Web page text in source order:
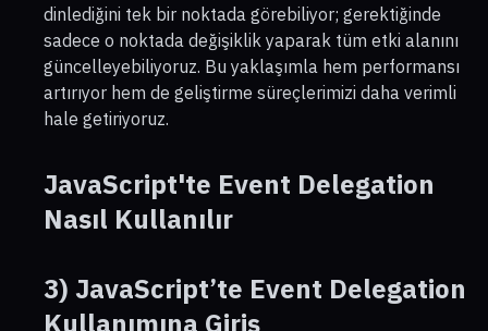
dinlediğini tek bir noktada görebiliyor; gerektiğinde
sadece o noktada değişiklik yaparak tüm etki alanını
güncelleyebiliyoruz. Bu yaklaşımla hem performansı
artırıyor hem de geliştirme süreçlerimizi daha verimli
hale getiriyoruz.
JavaScript'te Event Delegation
Nasıl Kullanılır
3) JavaScript’te Event Delegation
Kullanımına Giriş